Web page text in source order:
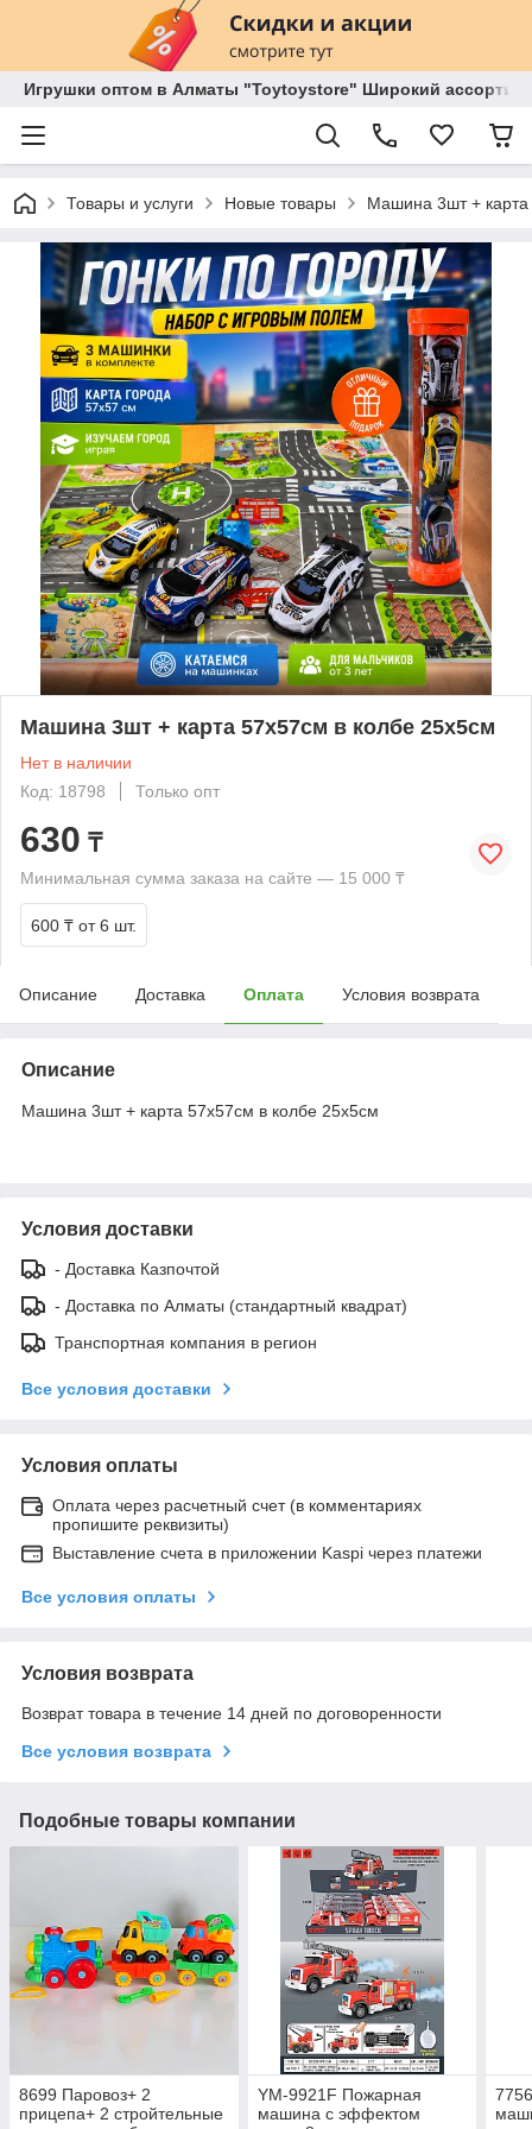
Игрушки оптом в Алматы "Toytoystore" Широкий
Товары и услуги Новые товары Машина 3шт + карта
Машина 3шт + карта 57х57см в колбе 25х5см
Нет в наличии
Код: 18798
Только опт
630 ₸
Минимальная сумма заказа на сайте — 15 000 ₸
600 ₸ от 6 шт.
Описание Доставка Оплата Условия возврата
Описание
Машина 3шт + карта 57х57см в колбе 25х5см
Условия доставки
- Доставка Казпочтой
- Доставка по Алматы (стандартный квадрат)
Транспортная компания в регион
Все условия доставки
Условия оплаты
Оплата через расчетный счет (в комментариях
пропишите реквизиты)
Выставление счета в приложении Kaspi через платежи
Все условия оплаты
Условия возврата
Возврат товара в течение 14 дней по договоренности
Все условия возврата
Подобные товары компании
8699 Паровоз+ 2
прицепа+ 2 стройтельные
YM-9921F Пожарная
машина с эффектом